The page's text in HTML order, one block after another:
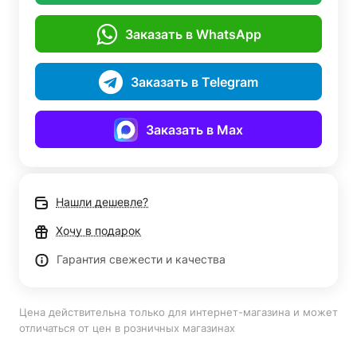
Заказать в WhatsApp
Заказать в Telegram
Заказать в Max
Нашли дешевле?
Хочу в подарок
Гарантия свежести и качества
Цена действительна только для интернет-магазина и может
отличаться от цен в розничных магазинах